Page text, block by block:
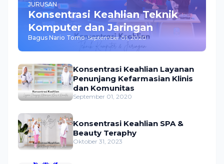
JURUSAN
Konsentrasi Keahlian Teknik
Komputer dan Jaringan
Bagus Nario Tomo-September 01, 2020
Konsentrasi Keahlian Layanan
Penunjang Kefarmasian Klinis
dan Komunitas
September 01, 2020
Konsentrasi Keahlian SPA &
Beauty Teraphy
Oktober 31, 2023